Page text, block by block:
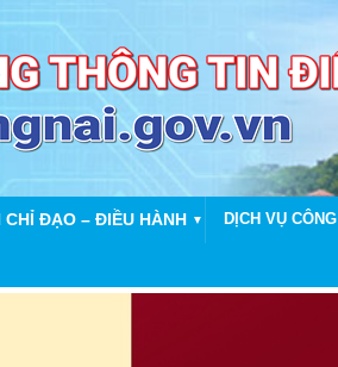
CHỈ ĐẠO – ĐIỀU HÀNH ▼ DỊCH VỤ CÔNG